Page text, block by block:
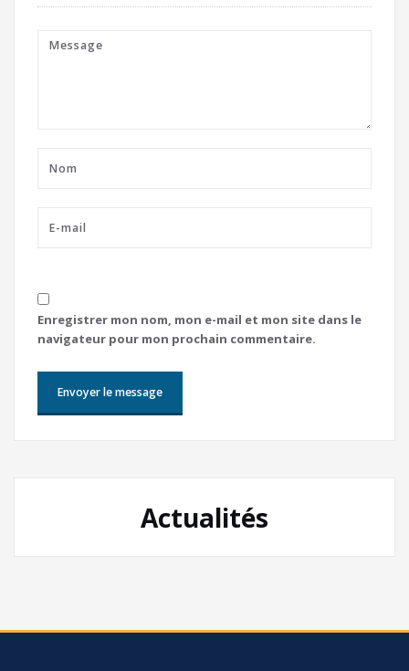
Enregistrer mon nom, mon e-mail et mon site dans le
navigateur pour mon prochain commentaire.
Actualités